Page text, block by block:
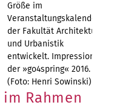
Größe im
Veranstaltungskalender
der Fakultät Architektur
und Urbanistik
entwickelt. Impression
der »go4spring« 2016.
(Foto: Henri Sowinski)
Rahmen